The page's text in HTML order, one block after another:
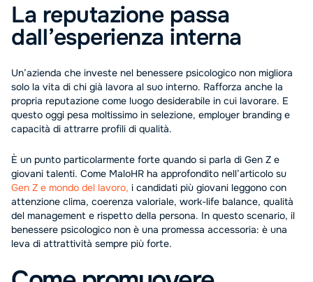
La reputazione passa
dall’esperienza interna
Un’azienda che investe nel benessere psicologico non migliora
solo la vita di chi già lavora al suo interno. Rafforza anche la
propria reputazione come luogo desiderabile in cui lavorare. E
questo oggi pesa moltissimo in selezione, employer branding e
capacità di attrarre profili di qualità.
È un punto particolarmente forte quando si parla di Gen Z e
giovani talenti. Come MaloHR ha approfondito nell’articolo su
Gen Z e mondo del lavoro, i candidati più giovani leggono con
attenzione clima, coerenza valoriale, work-life balance, qualità
del management e rispetto della persona. In questo scenario, il
benessere psicologico non è una promessa accessoria: è una
leva di attrattività sempre più forte.